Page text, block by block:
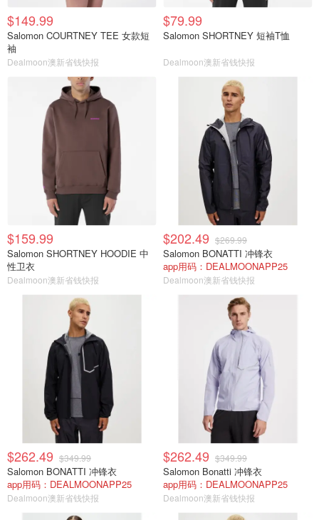
$149.99
Salomon COURTNEY TEE 女款短
袖
Dealmoon澳新省钱快报
$79.99
Salomon SHORTNEY 短袖T恤
Dealmoon澳新省钱快报
$159.99
Salomon SHORTNEY HOODIE 中
性卫衣
Dealmoon澳新省钱快报
$202.49 $269.99
Salomon BONATTI 冲锋衣
app用码：DEALMOONAPP25
Dealmoon澳新省钱快报
$262.49 $349.99
Salomon BONATTI 冲锋衣
app用码：DEALMOONAPP25
Dealmoon澳新省钱快报
$262.49 $349.99
Salomon Bonatti 冲锋衣
app用码：DEALMOONAPP25
Dealmoon澳新省钱快报